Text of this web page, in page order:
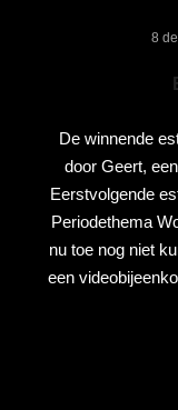
8
De winnende
door Geert,
Eerstvolgende
Periodethema
nu toe nog niet
een